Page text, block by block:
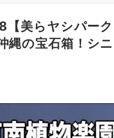
【美らヤシパー
縄の宝石箱！シ